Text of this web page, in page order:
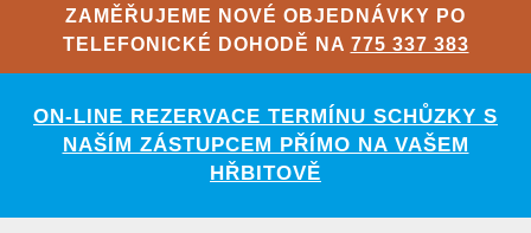
ZAMĚŘUJEME NOVÉ OBJEDNÁVKY PO
TELEFONICKÉ DOHODĚ NA 775 337 383
ON-LINE REZERVACE TERMÍNU SCHŮZKY S
NAŠÍM ZÁSTUPCEM PŘÍMO NA VAŠEM
HŘBITOVĚ